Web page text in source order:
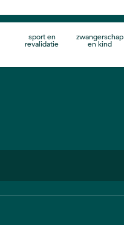
sport en
revalidatie
zwangerschap
en kind